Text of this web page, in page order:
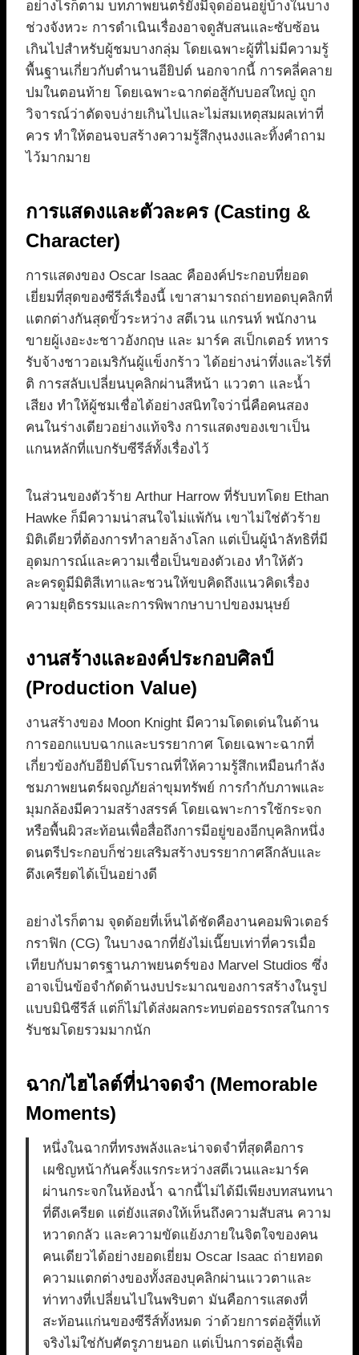
อย่างไรก็ตาม บทภาพยนตร์ยังมีจุดอ่อนอยู่บ้างในบาง
ช่วงจังหวะ การดำเนินเรื่องอาจดูสับสนและซับซ้อน
เกินไปสำหรับผู้ชมบางกลุ่ม โดยเฉพาะผู้ที่ไม่มีความรู้
พื้นฐานเกี่ยวกับตำนานอียิปต์ นอกจากนี้ การคลี่คลาย
ปมในตอนท้าย โดยเฉพาะฉากต่อสู้กับบอสใหญ่ ถูก
วิจารณ์ว่าตัดจบง่ายเกินไปและไม่สมเหตุสมผลเท่าที่
ควร ทำให้ตอนจบสร้างความรู้สึกงุนงงและทิ้งคำถาม
ไว้มากมาย
การแสดงและตัวละคร (Casting &
Character)
การแสดงของ Oscar Isaac คือองค์ประกอบที่ยอด
เยี่ยมที่สุดของซีรีส์เรื่องนี้ เขาสามารถถ่ายทอดบุคลิกที่
แตกต่างกันสุดขั้วระหว่าง สตีเวน แกรนท์ พนักงาน
ขายผู้เงอะงะชาวอังกฤษ และ มาร์ค สเป็กเตอร์ ทหาร
รับจ้างชาวอเมริกันผู้แข็งกร้าว ได้อย่างน่าทึ่งและไร้ที่
ติ การสลับเปลี่ยนบุคลิกผ่านสีหน้า แววตา และน้ำ
เสียง ทำให้ผู้ชมเชื่อได้อย่างสนิทใจว่านี่คือคนสอง
คนในร่างเดียวอย่างแท้จริง การแสดงของเขาเป็น
แกนหลักที่แบกรับซีรีส์ทั้งเรื่องไว้
ในส่วนของตัวร้าย Arthur Harrow ที่รับบทโดย Ethan
Hawke ก็มีความน่าสนใจไม่แพ้กัน เขาไม่ใช่ตัวร้าย
มิติเดียวที่ต้องการทำลายล้างโลก แต่เป็นผู้นำลัทธิที่มี
อุดมการณ์และความเชื่อเป็นของตัวเอง ทำให้ตัว
ละครดูมีมิติสีเทาและชวนให้ขบคิดถึงแนวคิดเรื่อง
ความยุติธรรมและการพิพากษาบาปของมนุษย์
งานสร้างและองค์ประกอบศิลป์
(Production Value)
งานสร้างของ Moon Knight มีความโดดเด่นในด้าน
การออกแบบฉากและบรรยากาศ โดยเฉพาะฉากที่
เกี่ยวข้องกับอียิปต์โบราณที่ให้ความรู้สึกเหมือนกำลัง
ชมภาพยนตร์ผจญภัยล่าขุมทรัพย์ การกำกับภาพและ
มุมกล้องมีความสร้างสรรค์ โดยเฉพาะการใช้กระจก
หรือพื้นผิวสะท้อนเพื่อสื่อถึงการมีอยู่ของอีกบุคลิกหนึ่ง
ดนตรีประกอบก็ช่วยเสริมสร้างบรรยากาศลึกลับและ
ตึงเครียดได้เป็นอย่างดี
อย่างไรก็ตาม จุดด้อยที่เห็นได้ชัดคืองานคอมพิวเตอร์
กราฟิก (CG) ในบางฉากที่ยังไม่เนี๊ยบเท่าที่ควรเมื่อ
เทียบกับมาตรฐานภาพยนตร์ของ Marvel Studios ซึ่ง
อาจเป็นข้อจำกัดด้านงบประมาณของการสร้างในรูป
แบบมินิซีรีส์ แต่ก็ไม่ได้ส่งผลกระทบต่ออรรถรสในการ
รับชมโดยรวมมากนัก
ฉาก/ไฮไลต์ที่น่าจดจำ (Memorable
Moments)
หนึ่งในฉากที่ทรงพลังและน่าจดจำที่สุดคือการ
เผชิญหน้ากันครั้งแรกระหว่างสตีเวนและมาร์ค
ผ่านกระจกในห้องน้ำ ฉากนี้ไม่ได้มีเพียงบทสนทนา
ที่ตึงเครียด แต่ยังแสดงให้เห็นถึงความสับสน ความ
หวาดกลัว และความขัดแย้งภายในจิตใจของคน
คนเดียวได้อย่างยอดเยี่ยม Oscar Isaac ถ่ายทอด
ความแตกต่างของทั้งสองบุคลิกผ่านแววตาและ
ท่าทางที่เปลี่ยนไปในพริบตา มันคือการแสดงที่
สะท้อนแก่นของซีรีส์ทั้งหมด ว่าด้วยการต่อสู้ที่แท้
จริงไม่ใช่กับศัตรูภายนอก แต่เป็นการต่อสู้เพื่อ